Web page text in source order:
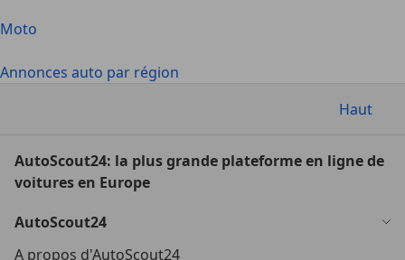
Moto
Annonces auto par région
Haut
AutoScout24: la plus grande plateforme en ligne de
voitures en Europe
AutoScout24
A propos d'AutoScout24